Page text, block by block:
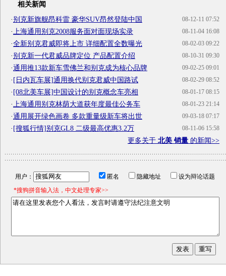
相关新闻
08-12-11 07:52
·别克新旗舰昂科雷 豪华SUV昂然登陆中国
08-11-04 16:08
· 上海通用别克2008服务面对面现场实录
08-02-03 09:22
·全新别克君威即将上市 详细配置全数曝光
08-10-31 09:30
·别克新一代君威品牌定位 产品配置介绍
09-02-25 09:01
·通用推13款新车雪佛兰和别克成为核心品牌
08-02-29 08:52
·[日内瓦车展]通用换代别克君威中国路试
08-01-17 08:15
·[08北美车展]中国设计的别克概念车亮相
08-01-23 21:14
· 上海通用别克林荫大道获年度最佳公务车
09-03-18 07:17
·通用展开绿色画卷 多款重量级新车将出世
08-11-06 15:58
·[搜狐行情]别克GL8 二级最高优惠3.2万
更多关于 北美 销量 的新闻>>
用户： 匿名 隐藏地址
设为辩论话题
*搜狗拼音输入法，中文处理专家>>